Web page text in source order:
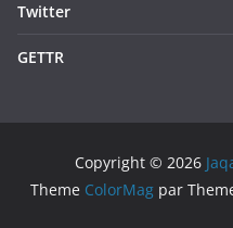
Twitter
GETTR
Copyright © 2026
Theme ColorMagpar